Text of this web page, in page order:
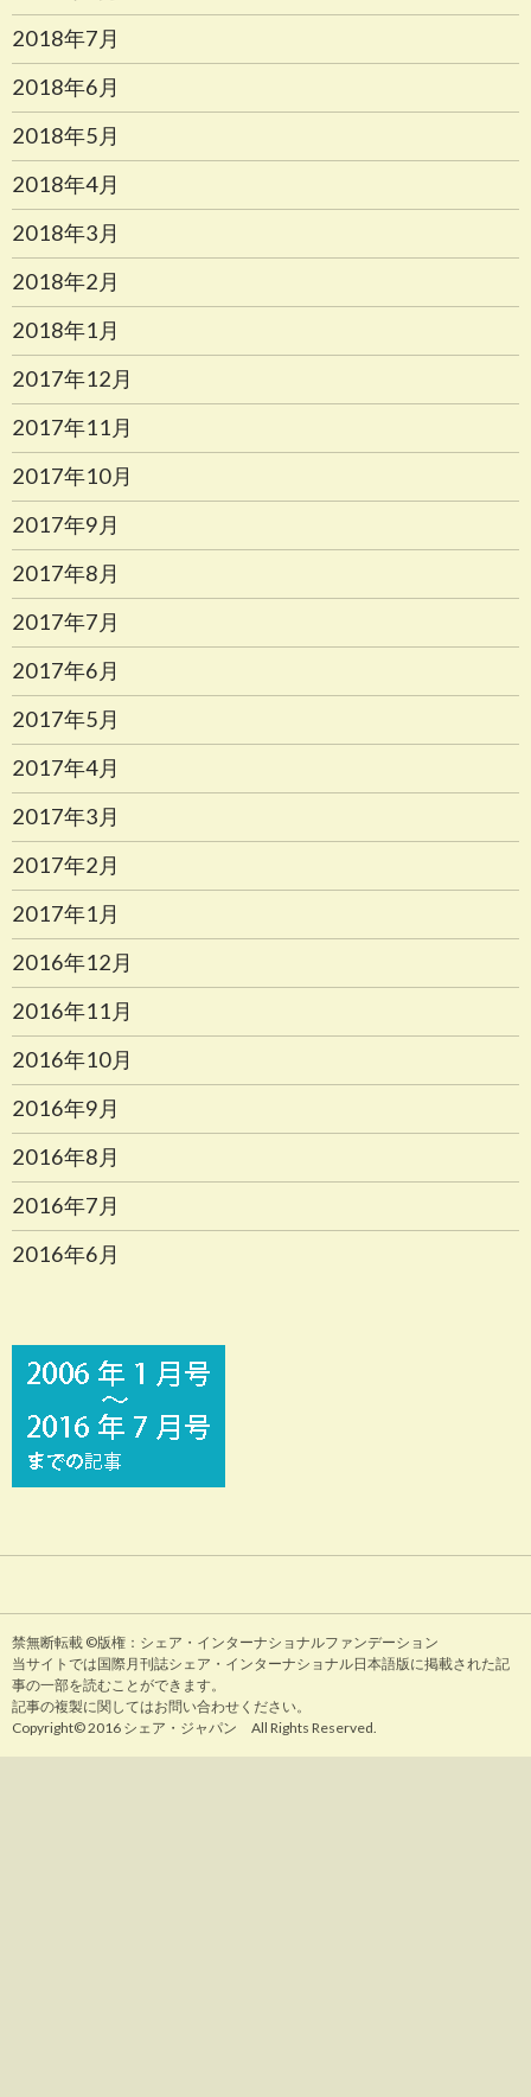
2018年7月
2018年6月
2018年5月
2018年4月
2018年3月
2018年2月
2018年1月
2017年12月
2017年11月
2017年10月
2017年9月
2017年8月
2017年7月
2017年6月
2017年5月
2017年4月
2017年3月
2017年2月
2017年1月
2016年12月
2016年11月
2016年10月
2016年9月
2016年8月
2016年7月
2016年6月
禁無断転載 ©版権：シェア・インターナショナルファンデーション
当サイトでは国際月刊誌シェア・インターナショナル日本語版に掲載された記
事の一部を読むことができます。
記事の複製に関してはお問い合わせください。
Copyright© 2016 シェア・ジャパン All Rights Reserved.